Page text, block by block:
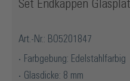
Set Endkappen
Art.-Nr.: BO5201847
Farbgebung: Edelstahlfarbig
Glasdicke: 8 mm